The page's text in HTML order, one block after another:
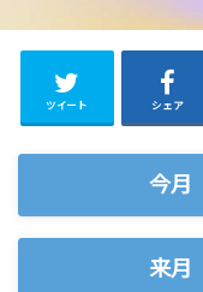
ツイート シェア
今月
来月